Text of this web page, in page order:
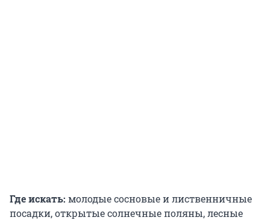
Где искать: молодые сосновые и лиственничные
посадки, открытые солнечные поляны, лесные